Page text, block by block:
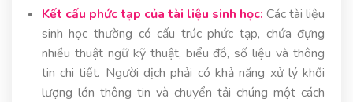
Kết cấu phức tạp của tài liệu sinh học: Các tài liệu
sinh học thường có cấu trúc phức tạp, chứa đựng
nhiều thuật ngữ kỹ thuật, biểu đồ, số liệu và thông
tin chi tiết. Người dịch phải có khả năng xử lý khối
lượng lớn thông tin và chuyển tải chúng một cách